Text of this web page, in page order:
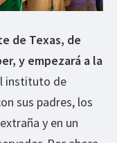
de Texas, de
y empezará a la
instituto de
sus padres, los
y en un